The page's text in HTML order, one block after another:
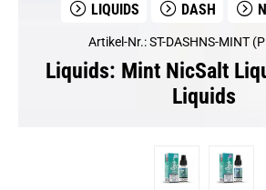
LIQUIDS DASH
Artikel-Nr.: ST-DASHNS-MINT
Liquids: Mint NicSalt
Liquids